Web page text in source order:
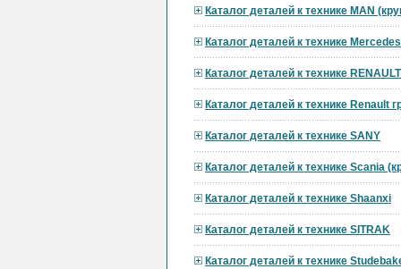
Каталог деталей к технике MAN
Каталог деталей к технике
Каталог деталей к технике RENAULT
Каталог деталей к технике Renault
Каталог деталей к технике SANY
Каталог деталей к технике Scania
Каталог деталей к технике Shaanxi
Каталог деталей к технике SITRAK
Каталог деталей к технике